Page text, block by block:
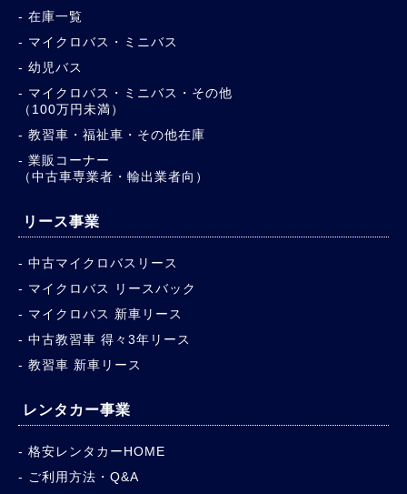
在庫一覧
マイクロバス・ミニバス
幼児バス
マイクロバス・ミニバス・その他
（100万円未満）
教習車・福祉車・その他在庫
業販コーナー
（中古車専業者・輸出業者向）
リース事業
中古マイクロバスリース
マイクロバス リースバック
マイクロバス 新車リース
中古教習車 得々3年リース
教習車 新車リース
レンタカー事業
格安レンタカーHOME
ご利用方法・Q&A